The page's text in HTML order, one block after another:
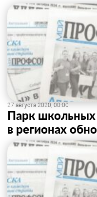
27 августа 2020, 00:00
Парк школьных
в регионах